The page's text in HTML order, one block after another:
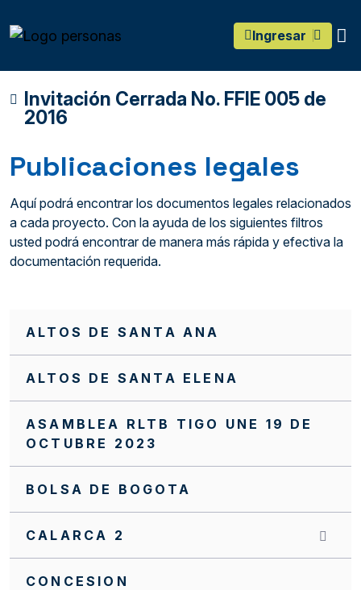
Ingresar
Invitación Cerrada No. FFIE 005 de
2016
Publicaciones legales
Aquí podrá encontrar los documentos legales relacionados
a cada proyecto. Con la ayuda de los siguientes filtros
usted podrá encontrar de manera más rápida y efectiva la
documentación requerida.
ALTOS DE SANTA ANA
ALTOS DE SANTA ELENA
ASAMBLEA RLTB TIGO UNE 19 DE
OCTUBRE 2023
BOLSA DE BOGOTA
CALARCA 2
CONCESION